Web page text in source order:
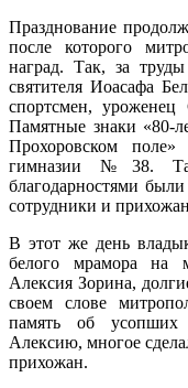
Празднование
после которого
наград. Так, за
святителя Иоасафа
спортсмен,
Памятные знаки «80-
Прохоровском поле»
гимназии №38.
благодарностями
сотрудники и
В этот же день
белого мрамора на
Алексия Зорина,
своем слове
память об усопших
Алексию, многое
прихожан.